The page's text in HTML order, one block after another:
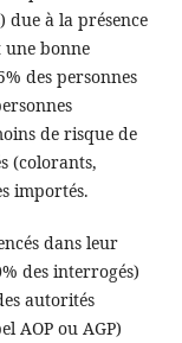
due à la présence
une bonne
des personnes
de risque de
(colorants,
importés.
dans leur
des interrogés)
autorités
AOP ou AGP)